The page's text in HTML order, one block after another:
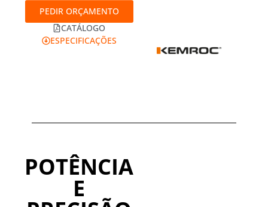
PEDIR ORÇAMENTO
CATÁLOGO
ESPECIFICAÇÕES
POTÊNCIA
E